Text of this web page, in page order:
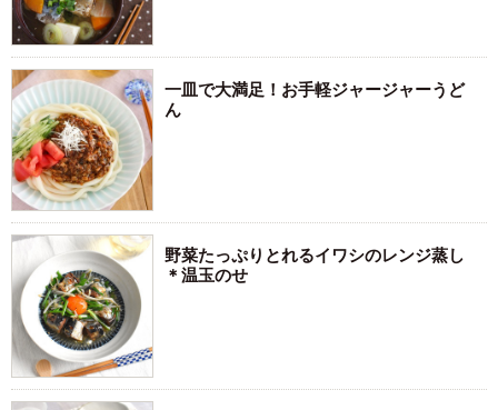
一皿で大満足！お手軽ジャージャーうど
ん
野菜たっぷりとれるイワシのレンジ蒸し
＊温玉のせ